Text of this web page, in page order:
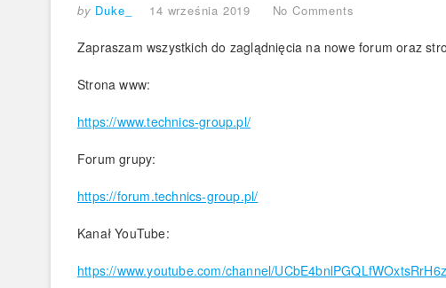
by Duke_ 14 września 2019 No Comments
Zapraszam wszystkich do zaglądnięcia na nowe forum oraz
Strona www:
https://www.technics-group.pl/
Forum grupy:
https://forum.technics-group.pl/
Kanał YouTube:
https://www.youtube.com/channel/